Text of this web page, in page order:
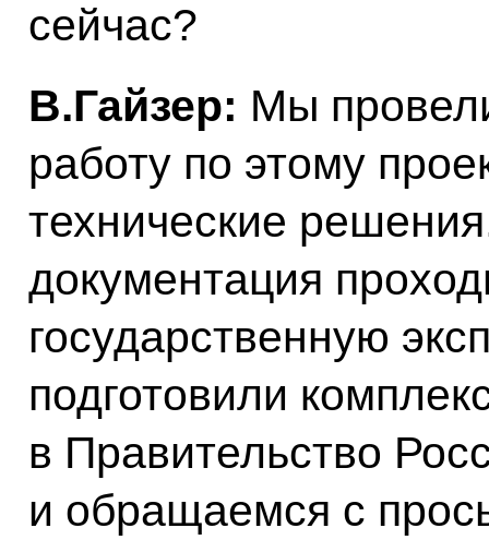
сейчас?
В.Гайзер: Мы
работу по этому
технические
документация
государственную
подготовили
в Правительство
и обращаемся с